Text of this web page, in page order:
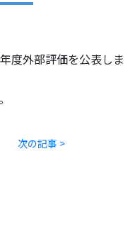
度外部評価を公表しま
次の記事 >